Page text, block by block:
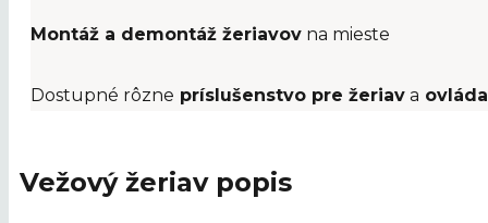
Montáž a demontáž žeriavov na mieste
Dostupné rôzne príslušenstvo pre žeriav a
Vežový žeriav popis